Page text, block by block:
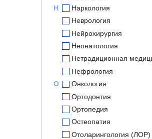
Н
Наркология
Неврология
Нейрохирургия
Неонатология
Нетрадиционная
Нефрология
О
Онкология
Ортодонтия
Ортопедия
Остеопатия
Отоларингология (ЛОР)